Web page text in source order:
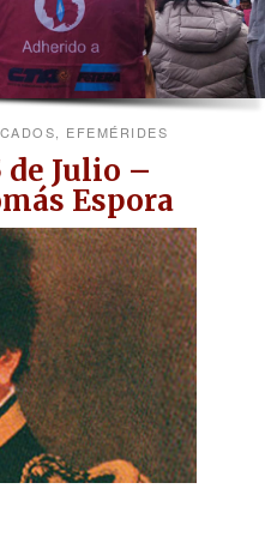
, EFEMÉRIDES
de Julio –
Espora